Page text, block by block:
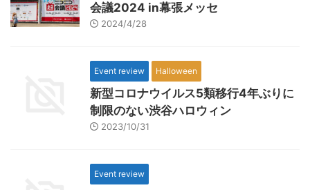
会議2024 in幕張メッセ
2024/4/28
Event review Halloween
新型コロナウイルス5類移行4年ぶりに
制限のない渋谷ハロウィン
2023/10/31
Event review